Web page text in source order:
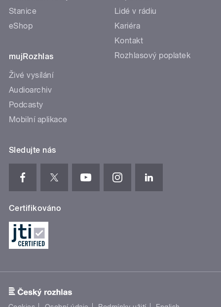
Stanice
eShop
mujRozhlas
Živé vysílání
Audioarchiv
Podcasty
Mobilní aplikace
Lidé v rádiu
Kariéra
Kontakt
Rozhlasový poplatek
Sledujte nás
Certifikováno